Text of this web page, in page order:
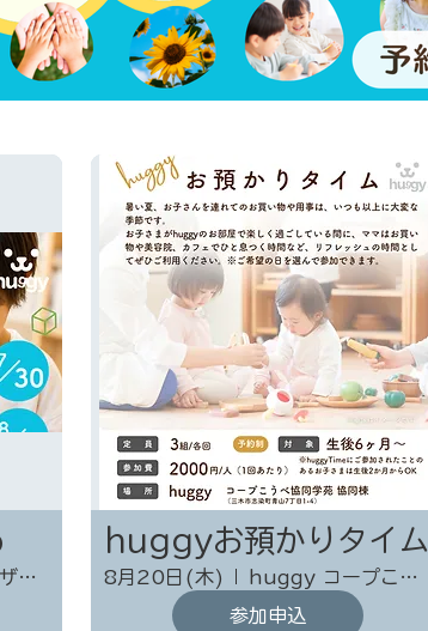
ハートフルプラザ３F
huggyお預かりタイム
8月20日(木)
huggy コープこうべ協同学苑 協同棟
参加申込